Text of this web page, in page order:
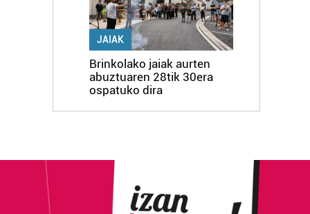
JAIAK
Brinkolako jaiak aurten
abuztuaren 28tik 30era
ospatuko dira